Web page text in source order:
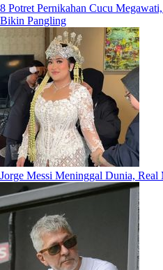
8 Potret Pernikahan Cucu
Bikin Pangling
Jorge Messi Meninggal Dunia, Real